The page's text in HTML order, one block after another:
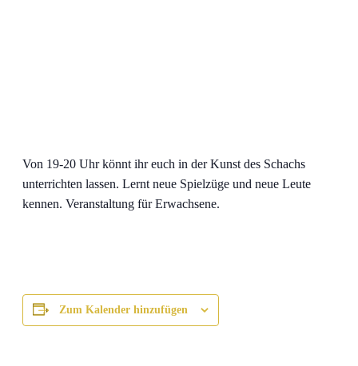
Von 19-20 Uhr könnt ihr euch in der Kunst des Schachs
unterrichten lassen. Lernt neue Spielzüge und neue Leute
kennen. Veranstaltung für Erwachsene.
Zum Kalender hinzufügen